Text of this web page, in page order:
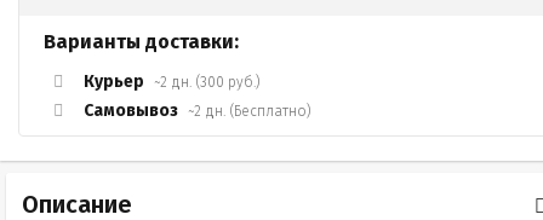
Варианты доставки:
Курьер ~2 дн. (300 руб.)
Самовывоз ~2 дн. (Бесплатно)
Описание